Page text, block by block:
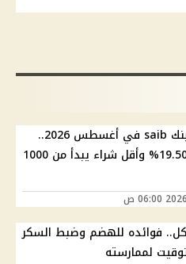
شهادات ادخار بنك saib في أغسطس 2026..
عائد يصل إلى 19.50% وأقل شراء يبدأ من 1000
فوائده للهضم وضبط السكر
لممارسته